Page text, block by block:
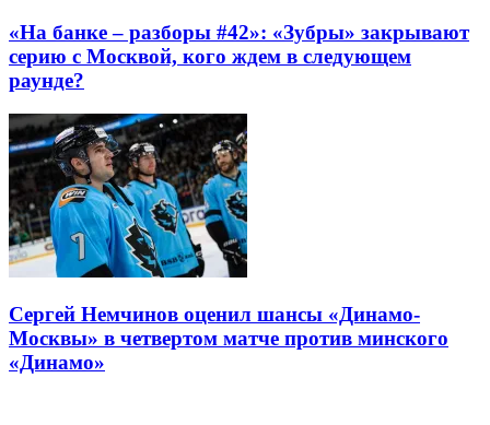
«На банке – разборы #42»: «Зубры» закрывают
серию с Москвой, кого ждем в следующем
раунде?
Сергей Немчинов оценил шансы «Динамо-
Москвы» в четвертом матче против минского
«Динамо»